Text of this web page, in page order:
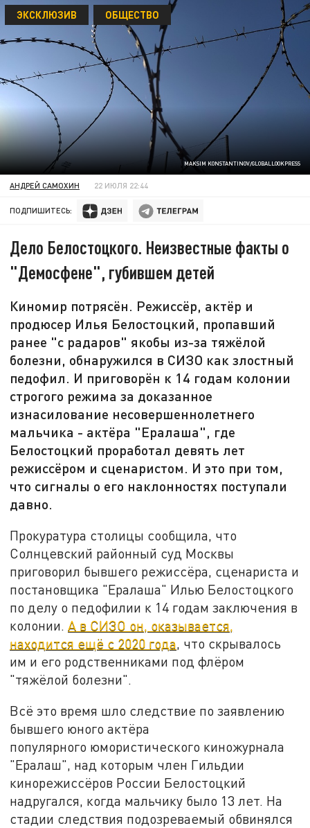
MAKSIM KONSTANTINOV/GLOBALLOOKPRESS
ЭКСКЛЮЗИВ ОБЩЕСТВО
АНДРЕЙ САМОХИН 22 ИЮЛЯ 22:44
ПОДПИШИТЕСЬ:
Дело Белостоцкого. Неизвестные факты о
"Демосфене", губившем детей
Киномир потрясён. Режиссёр, актёр и
продюсер Илья Белостоцкий, пропавший
ранее "с радаров" якобы из-за тяжёлой
болезни, обнаружился в СИЗО как злостный
педофил. И приговорён к 14 годам колонии
строгого режима за доказанное
изнасилование несовершеннолетнего
мальчика - актёра "Ералаша", где
Белостоцкий проработал девять лет
режиссёром и сценаристом. И это при том,
что сигналы о его наклонностях поступали
давно.
Прокуратура столицы сообщила, что
Солнцевский районный суд Москвы
приговорил бывшего режиссёра, сценариста и
постановщика "Ералаша" Илью Белостоцкого
по делу о педофилии к 14 годам заключения в
колонии.А в СИЗО он, оказывается,
находится ещё с 2020 года, что скрывалось
им и его родственниками под флёром
"тяжёлой болезни".
Всё это время шло следствие по заявлению
бывшего юного актёра
популярного юмористического киножурнала
"Ералаш", над которым член Гильдии
кинорежиссёров России Белостоцкий
надругался, когда мальчику было 13 лет. На
стадии следствия подозреваемый обвинялся